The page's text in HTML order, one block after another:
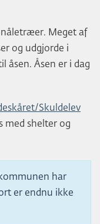
Meget af
og udgjorde i
åsen. Åsen er i dag
Skuldelev
med shelter og
har
er endnu ikke